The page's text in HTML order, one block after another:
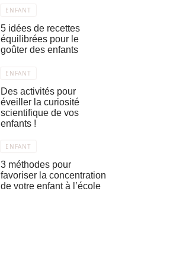
ENFANT
5 idées de recettes
équilibrées pour le
goûter des enfants
ENFANT
Des activités pour
éveiller la curiosité
scientifique de vos
enfants !
ENFANT
3 méthodes pour
favoriser la concentration
de votre enfant à l’école